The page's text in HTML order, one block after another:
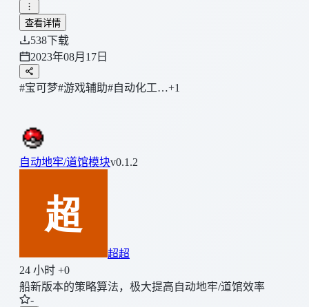
查看详情
538下载
2023年08月17日
#宝可梦#游戏辅助#自动化工…+1
自动地牢/道馆模块v0.1.2
超超
24 小时 +0
船新版本的策略算法，极大提高自动地牢/道馆效率
-